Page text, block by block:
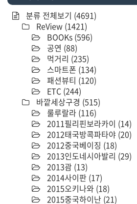
분류 전체보기 (4691)
ReView (1421)
BOOKs (596)
공연 (88)
먹거리 (235)
스마트폰 (134)
패션뷰티 (120)
ETC (244)
바깥세상구경 (515)
룰루랄라 (116)
2011필리핀보라카이 (14)
2012태국방콕파타야 (20)
2012중국베이징 (18)
2013인도네시아발리 (29)
2013괌 (13)
2014사이판 (17)
2015오키나와 (18)
2015중국하이난 (21)